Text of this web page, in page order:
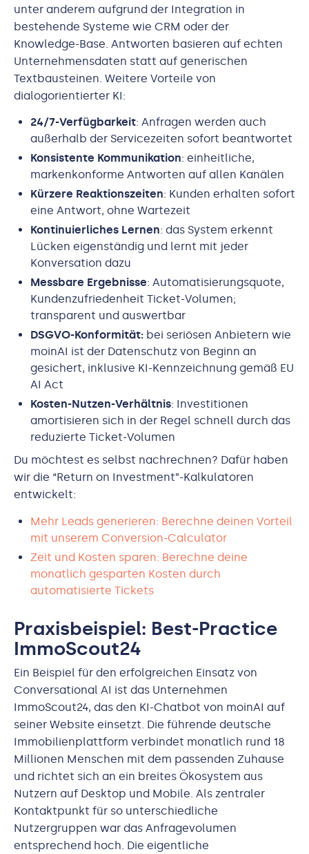
unter anderem aufgrund der Integration in
bestehende Systeme wie CRM oder der
Knowledge-Base. Antworten basieren auf echten
Unternehmensdaten statt auf generischen
Textbausteinen. Weitere Vorteile von
dialogorientierter KI:
24/7-Verfügbarkeit: Anfragen werden auch
außerhalb der Servicezeiten sofort beantwortet
Konsistente Kommunikation: einheitliche,
markenkonforme Antworten auf allen Kanälen
Kürzere Reaktionszeiten: Kunden erhalten sofort
eine Antwort, ohne Wartezeit
Kontinuierliches Lernen: das System erkennt
Lücken eigenständig und lernt mit jeder
Konversation dazu
Messbare Ergebnisse: Automatisierungsquote,
Kundenzufriedenheit Ticket-Volumen;
transparent und auswertbar
DSGVO-Konformität: bei seriösen Anbietern wie
moinAI ist der Datenschutz von Beginn an
gesichert, inklusive KI-Kennzeichnung gemäß EU
AI Act
Kosten-Nutzen-Verhältnis: Investitionen
amortisieren sich in der Regel schnell durch das
reduzierte Ticket-Volumen
Du möchtest es selbst nachrechnen? Dafür haben
wir die “Return on Investment”-Kalkulatoren
entwickelt:
Mehr Leads generieren: Berechne deinen Vorteil
mit unserem Conversion-Calculator
Zeit und Kosten sparen: Berechne deine
monatlich gesparten Kosten durch
automatisierte Tickets
Praxisbeispiel: Best-Practice
ImmoScout24
Ein Beispiel für den erfolgreichen Einsatz von
Conversational AI ist das Unternehmen
ImmoScout24, das den KI-Chatbot von moinAI auf
seiner Website einsetzt. Die führende deutsche
Immobilienplattform verbindet monatlich rund 18
Millionen Menschen mit dem passenden Zuhause
und richtet sich an ein breites Ökosystem aus
Nutzern auf Desktop und Mobile. Als zentraler
Kontaktpunkt für so unterschiedliche
Nutzergruppen war das Anfragevolumen
entsprechend hoch. Die eigentliche